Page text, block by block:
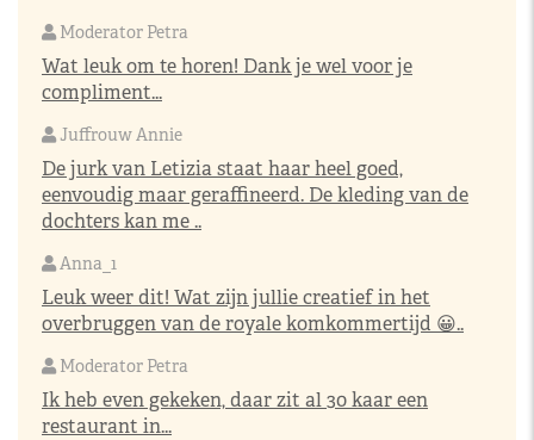
Moderator Petra
Wat leuk om te horen! Dank je wel voor je
compliment...
Juffrouw Annie
De jurk van Letizia staat haar heel goed,
eenvoudig maar geraffineerd. De kleding van de
dochters kan me ..
Anna_1
Leuk weer dit! Wat zijn jullie creatief in het
overbruggen van de royale komkommertijd 😀..
Moderator Petra
Ik heb even gekeken, daar zit al 30 kaar een
restaurant in...